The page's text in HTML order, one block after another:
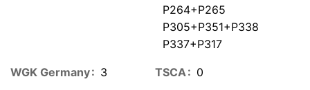
P264+P265
P305+P351+P338
P337+P317
WGK Germany 3 TSCA 0